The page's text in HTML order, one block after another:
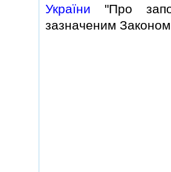
України "Про
зазначеним